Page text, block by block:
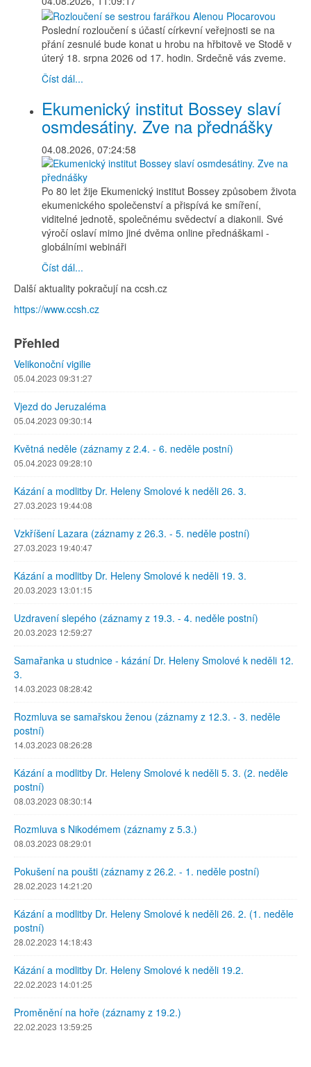
Poslední rozloučení s účastí církevní veřejnosti se na
přání zesnulé bude konat u hrobu na hřbitově ve Stodě v
úterý 18. srpna 2026 od 17. hodin. Srdečně vás zveme.
Číst dál...
Ekumenický institut Bossey slaví
osmdesátiny. Zve na přednášky
04.08.2026, 07:24:58
Po 80 let žije Ekumenický institut Bossey způsobem života
ekumenického společenství a přispívá ke smíření,
viditelné jednotě, společnému svědectví a diakonii. Své
výročí oslaví mimo jiné dvěma online přednáškami -
globálními webináři
Číst dál...
Další aktuality pokračují na ccsh.cz
https://www.ccsh.cz
Přehled
Velikonoční vigilie
05.04.2023 09:31:27
Vjezd do Jeruzaléma
05.04.2023 09:30:14
Květná neděle (záznamy z 2.4. - 6. neděle postní)
05.04.2023 09:28:10
Kázání a modlitby Dr. Heleny Smolové k neděli 26. 3.
27.03.2023 19:44:08
Vzkříšení Lazara (záznamy z 26.3. - 5. neděle postní)
27.03.2023 19:40:47
Kázání a modlitby Dr. Heleny Smolové k neděli 19. 3.
20.03.2023 13:01:15
Uzdravení slepého (záznamy z 19.3. - 4. neděle postní)
20.03.2023 12:59:27
Samařanka u studnice - kázání Dr. Heleny Smolové k neděli 12.
3.
14.03.2023 08:28:42
Rozmluva se samařskou ženou (záznamy z 12.3. - 3. neděle
postní)
14.03.2023 08:26:28
Kázání a modlitby Dr. Heleny Smolové k neděli 5. 3. (2. neděle
postní)
08.03.2023 08:30:14
Rozmluva s Nikodémem (záznamy z 5.3.)
08.03.2023 08:29:01
Pokušení na poušti (záznamy z 26.2. - 1. neděle postní)
28.02.2023 14:21:20
Kázání a modlitby Dr. Heleny Smolové k neděli 26. 2. (1. neděle
postní)
28.02.2023 14:18:43
Kázání a modlitby Dr. Heleny Smolové k neděli 19.2.
22.02.2023 14:01:25
Proměnění na hoře (záznamy z 19.2.)
22.02.2023 13:59:25